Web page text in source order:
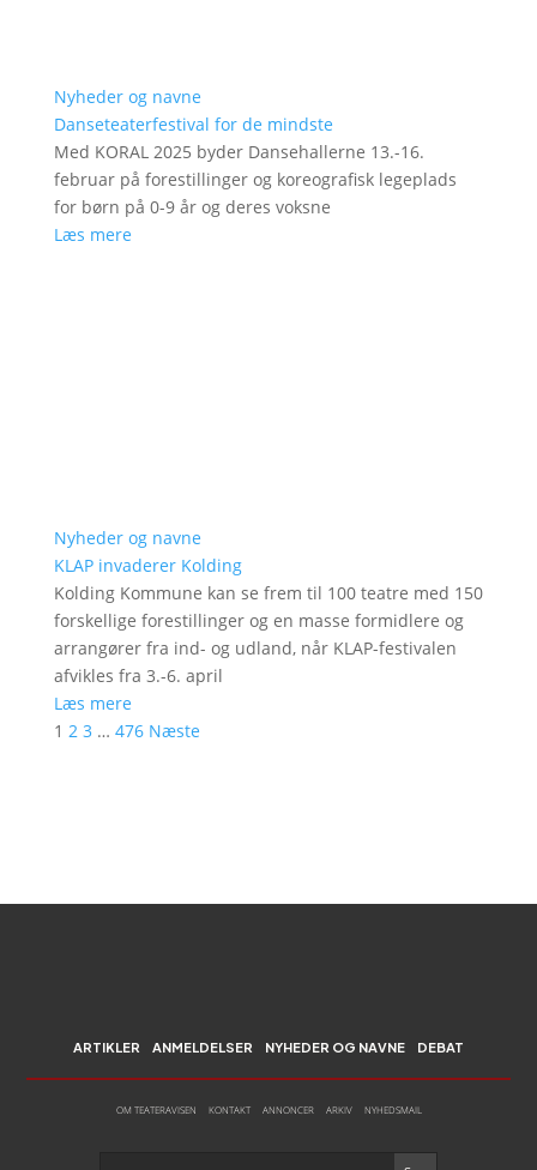
Nyheder og navne
Danseteaterfestival for de mindste
Med KORAL 2025 byder Dansehallerne 13.-16.
februar på forestillinger og koreografisk legeplads
for børn på 0-9 år og deres voksne
Læs mere
Nyheder og navne
KLAP invaderer Kolding
Kolding Kommune kan se frem til 100 teatre med 150
forskellige forestillinger og en masse formidlere og
arrangører fra ind- og udland, når KLAP-festivalen
afvikles fra 3.-6. april
Læs mere
1 2 3 … 476 Næste
ARTIKLER ANMELDELSER NYHEDER OG NAVNE DEBAT
OM TEATERAVISEN KONTAKT ANNONCER ARKIV NYHEDSMAIL